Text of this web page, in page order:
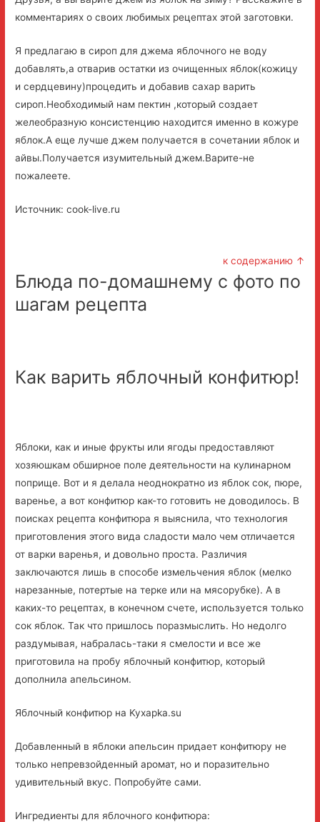
комментариях о своих любимых рецептах этой заготовки.
Я предлагаю в сироп для джема яблочного не воду
добавлять,а отварив остатки из очищенных яблок(кожицу
и сердцевину)процедить и добавив сахар варить
сироп.Необходимый нам пектин ,который создает
желеобразную консистенцию находится именно в кожуре
яблок.А еще лучше джем получается в сочетании яблок и
айвы.Получается изумительный джем.Варите-не
пожалеете.
Источник: cook-live.ru
к содержанию ↑
Блюда по-домашнему с фото по
шагам рецепта
Как варить яблочный конфитюр!
Яблоки, как и иные фрукты или ягоды предоставляют
хозяюшкам обширное поле деятельности на кулинарном
поприще. Вот и я делала неоднократно из яблок сок, пюре,
варенье, а вот конфитюр как-то готовить не доводилось. В
поисках рецепта конфитюра я выяснила, что технология
приготовления этого вида сладости мало чем отличается
от варки варенья, и довольно проста. Различия
заключаются лишь в способе измельчения яблок (мелко
нарезанные, потертые на терке или на мясорубке). А в
каких-то рецептах, в конечном счете, используется только
сок яблок. Так что пришлось поразмыслить. Но недолго
раздумывая, набралась-таки я смелости и все же
приготовила на пробу яблочный конфитюр, который
дополнила апельсином.
Яблочный конфитюр на Kyxapka.su
Добавленный в яблоки апельсин придает конфитюру не
только непревзойденный аромат, но и поразительно
удивительный вкус. Попробуйте сами.
Ингредиенты для яблочного конфитюра: